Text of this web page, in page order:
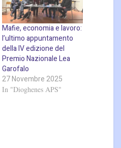
Mafie, economia e lavoro:
l’ultimo appuntamento
della IV edizione del
Premio Nazionale Lea
Garofalo
27 Novembre 2025
In "Dioghenes APS"